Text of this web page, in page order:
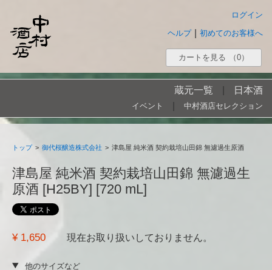
ログイン
初めてのお客様へ
ヘルプ
カートを見る （0）
蔵元一覧 日本酒
イベント 中村酒店セレクション
トップ > 御代桜醸造株式会社 > 津島屋 純米酒 契約栽培山田錦 無濾過生原酒
津島屋 純米酒 契約栽培山田錦 無濾過生
原酒 [H25BY] [720 mL]
¥ 1,650 現在お取り扱いしておりません。
他のサイズなど